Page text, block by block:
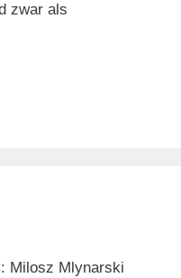
zwar als
Milosz Mlynarski